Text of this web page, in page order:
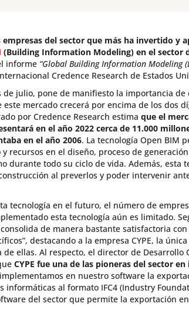
del sector que más ha invertido y
(Building Information Modeling) en el sector
informe “Global Building Information Modeling
Credence Research de Estados
julio, pone de manifiesto la importancia de
mercado crecerá por encima de los dos
por Credence Research estima que el
en el año 2022 cerca de 11.000
en el año 2006. La tecnología Open BIM
recursos en el diseño, proceso de
durante todo su ciclo de vida. Además, esta
al preverlos y poder intervenir
tecnología en el futuro, el número de
esta tecnología aún es limitado.
de manera bastante satisfactoria con
destacando a la empresa CYPE, la
ellas. Al respecto, el director de Desarrollo
CYPE fue una de las pioneras del sector
en nuestro software la
al formato IFC4 (Industry
del sector que permite la exportación